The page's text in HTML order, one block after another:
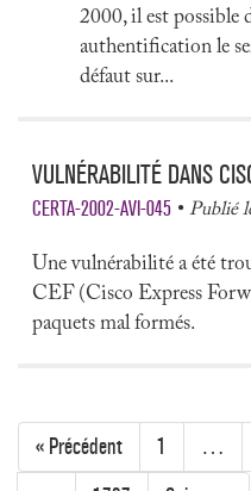
2000, il est possible
authentification le
défaut sur...
VULNÉRABILITÉ DANS
CERTA-2002-AVI-045 Publié
Une vulnérabilité a été
CEF (Cisco Express
paquets mal formés.
« Précédent 1 …